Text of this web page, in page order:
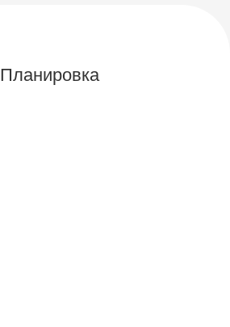
Планировка